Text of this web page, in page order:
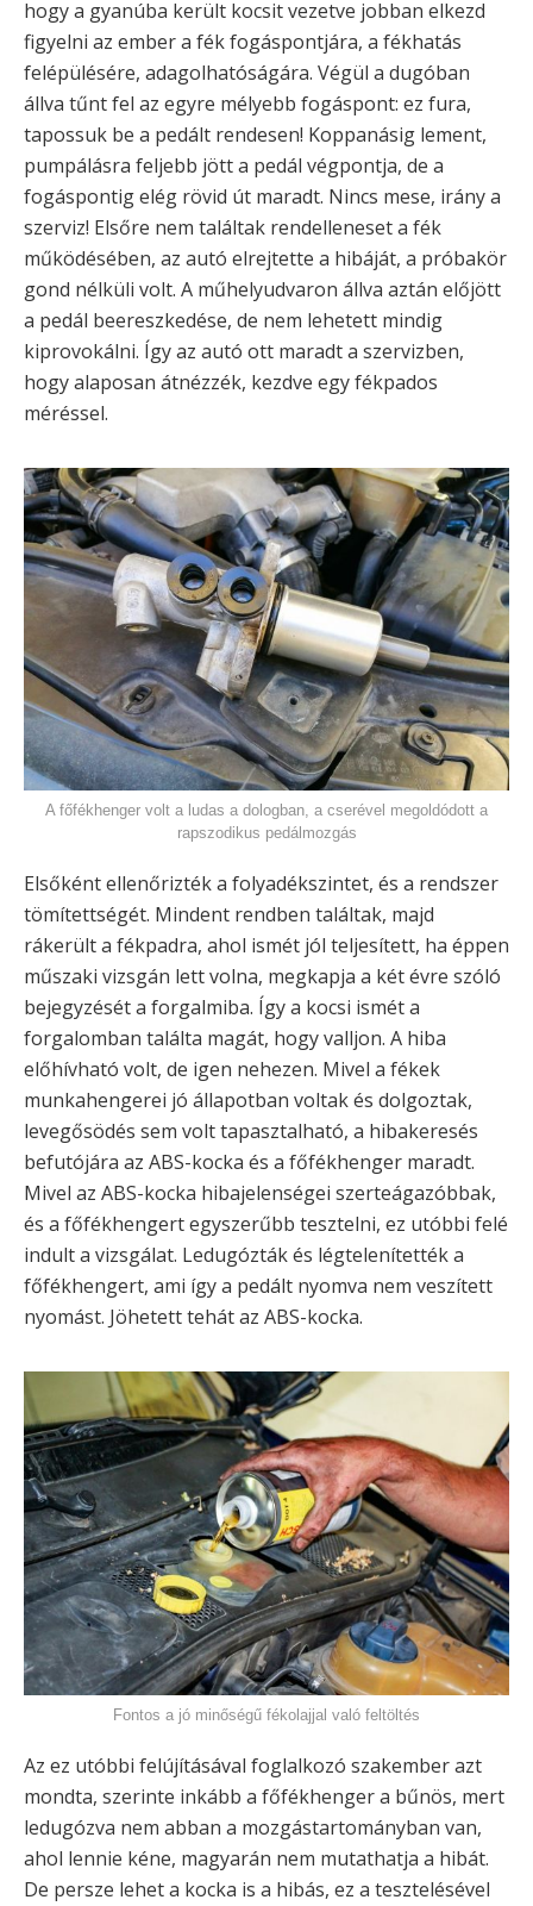
hogy a gyanúba került kocsit vezetve jobban elkezd
figyelni az ember a fék fogáspontjára, a fékhatás
felépülésére, adagolhatóságára. Végül a dugóban
állva tűnt fel az egyre mélyebb fogáspont: ez fura,
tapossuk be a pedált rendesen! Koppanásig lement,
pumpálásra feljebb jött a pedál végpontja, de a
fogáspontig elég rövid út maradt. Nincs mese, irány a
szerviz! Elsőre nem találtak rendelleneset a fék
működésében, az autó elrejtette a hibáját, a próbakör
gond nélküli volt. A műhelyudvaron állva aztán előjött
a pedál beereszkedése, de nem lehetett mindig
kiprovokálni. Így az autó ott maradt a szervizben,
hogy alaposan átnézzék, kezdve egy fékpados
méréssel.
A főfékhenger volt a ludas a dologban, a cserével megoldódott a
rapszodikus pedálmozgás
Elsőként ellenőrizték a folyadékszintet, és a rendszer
tömítettségét. Mindent rendben találtak, majd
rákerült a fékpadra, ahol ismét jól teljesített, ha éppen
műszaki vizsgán lett volna, megkapja a két évre szóló
bejegyzését a forgalmiba. Így a kocsi ismét a
forgalomban találta magát, hogy valljon. A hiba
előhívható volt, de igen nehezen. Mivel a fékek
munkahengerei jó állapotban voltak és dolgoztak,
levegősödés sem volt tapasztalható, a hibakeresés
befutójára az ABS-kocka és a főfékhenger maradt.
Mivel az ABS-kocka hibajelenségei szerteágazóbbak,
és a főfékhengert egyszerűbb tesztelni, ez utóbbi felé
indult a vizsgálat. Ledugózták és légtelenítették a
főfékhengert, ami így a pedált nyomva nem veszített
nyomást. Jöhetett tehát az ABS-kocka.
Fontos a jó minőségű fékolajjal való feltöltés
Az ez utóbbi felújításával foglalkozó szakember azt
mondta, szerinte inkább a főfékhenger a bűnös, mert
ledugózva nem abban a mozgástartományban van,
ahol lennie kéne, magyarán nem mutathatja a hibát.
De persze lehet a kocka is a hibás, ez a tesztelésével